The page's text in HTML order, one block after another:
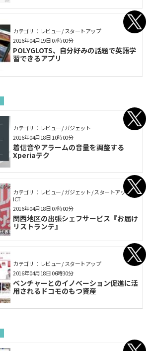
カテゴリ： レビュー / スタートアップ
POLYGLOTS、自分好みの話題で英語学
習できるアプリ
2016年04月19日 07時00分
カテゴリ： レビュー / ガジェット
着信音やアラームの音量を調整する
Xperiaテク
2016年04月18日 10時00分
カテゴリ： レビュー / ガジェット / スタートアップ /
ICT
関西地区の出張シェフサービス『お届け
リストランテ』
2016年04月18日 07時00分
カテゴリ： レビュー / スタートアップ
ベンチャーとのイノベーション促進に活
用されるドコモのもつ資産
2016年04月18日 06時30分